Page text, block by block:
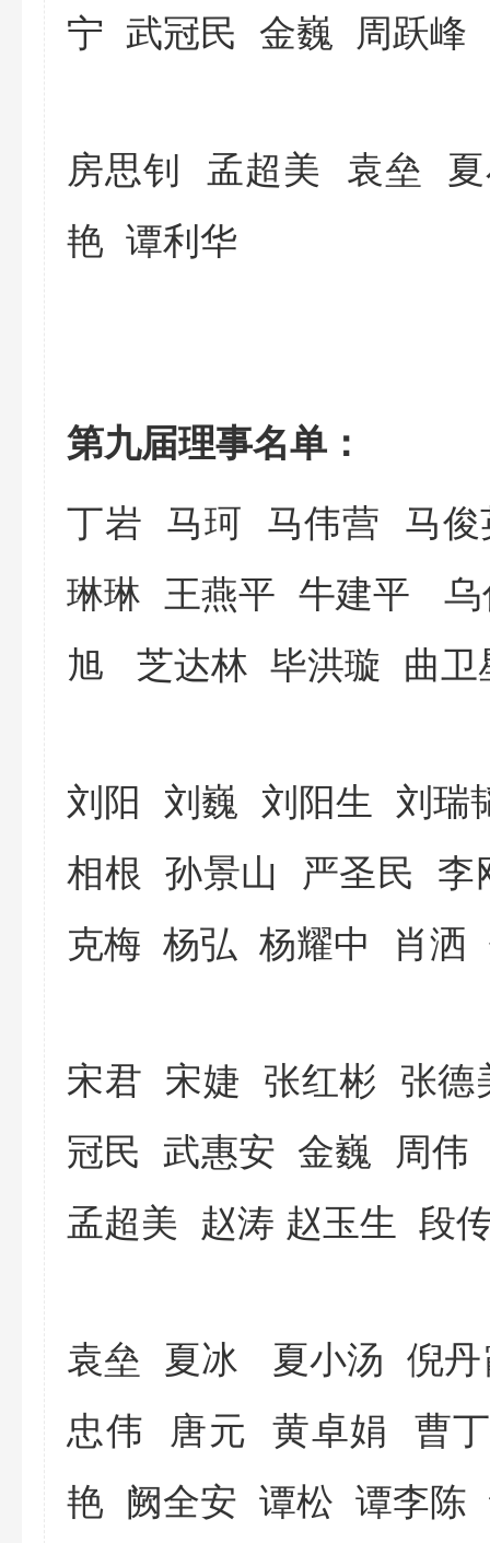
宁 武冠民 金巍 周跃峰
房思钊 孟超美 袁垒
艳 谭利华
第九届理事名单：
丁岩 马珂 马伟营 马
琳琳 王燕平 牛建平
旭 芝达林 毕洪璇 曲
刘阳 刘巍 刘阳生 刘
相根 孙景山 严圣民
克梅 杨弘 杨耀中 肖洒
宋君 宋婕 张红彬 张
冠民 武惠安 金巍 周
孟超美 赵涛 赵玉生 段
袁垒 夏冰 夏小汤 倪
忠伟 唐元 黄卓娟 曹
艳 阙全安 谭松 谭李